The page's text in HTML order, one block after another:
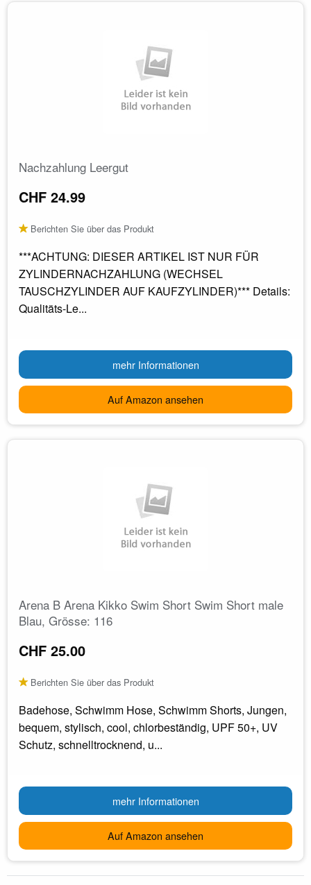
Nachzahlung Leergut
CHF 24.99
Berichten Sie über das Produkt
***ACHTUNG: DIESER ARTIKEL IST NUR FÜR
ZYLINDERNACHZAHLUNG (WECHSEL
TAUSCHZYLINDER AUF KAUFZYLINDER)*** Details:
Qualitäts-Le...
mehr Informationen
Auf Amazon ansehen
Arena B Arena Kikko Swim Short Swim Short male
Blau, Grösse: 116
CHF 25.00
Berichten Sie über das Produkt
Badehose, Schwimm Hose, Schwimm Shorts, Jungen,
bequem, stylisch, cool, chlorbeständig, UPF 50+, UV
Schutz, schnelltrocknend, u...
mehr Informationen
Auf Amazon ansehen